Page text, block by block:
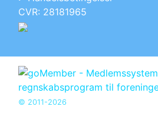
CVR: 28181965
© 2011-2026